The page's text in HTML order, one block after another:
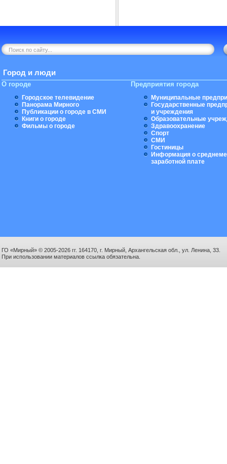
Город и люди
О городе
Городское телевидение
Панорама Мирного
Публикации о городе в СМИ
Книги о городе
Фильмы о городе
Предприятия города
Муниципальные
Государственные
и учреждения
Образовательные
Здравоохранение
Спорт
СМИ
Гостиницы
Информация о
заработной плате
ГО «Мирный» © 2005-2026 гг. 164170, г. Мирный, Архангельская обл., ул. Ленина, 33.
При использовании материалов ссылка обязательна.